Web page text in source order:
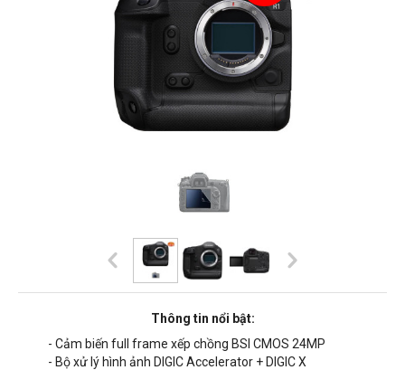
Thông tin nổi bật:
- Cảm biến full frame xếp chồng BSI CMOS 24MP
- Bộ xử lý hình ảnh DIGIC Accelerator + DIGIC X